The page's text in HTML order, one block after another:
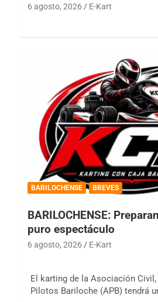
6 agosto, 2026 E-Kart
BARILOCHENSE BREVES
BARILOCHENSE:
puro espectáculo
6 agosto, 2026 E-Kart
El karting de la Asociación
Pilotos Bariloche (APB) tendrá